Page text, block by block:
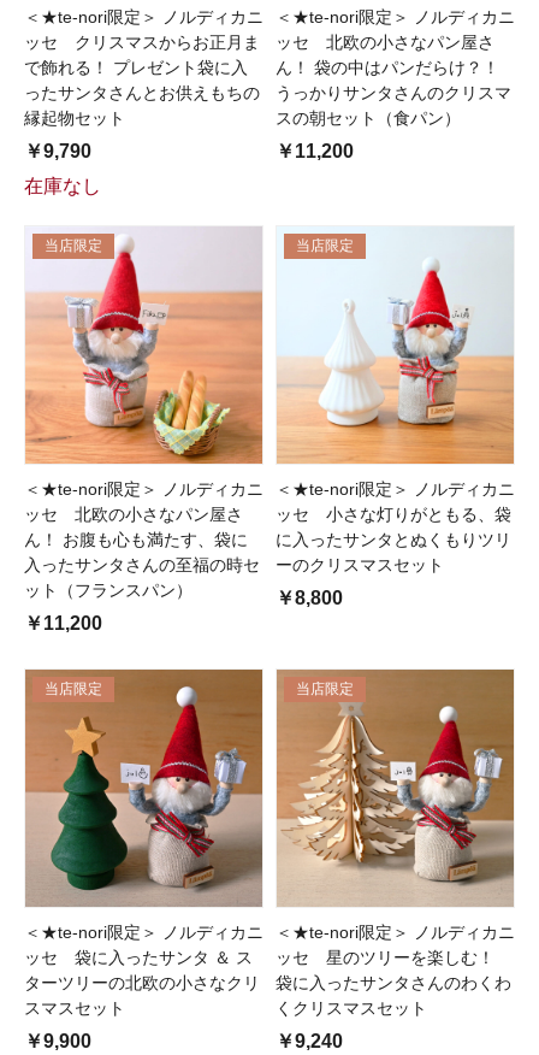
＜★te-nori限定＞ ノルディカニ
ッセ クリスマスからお正月ま
で飾れる！ プレゼント袋に入
ったサンタさんとお供えもちの
縁起物セット
￥9,790
在庫なし
＜★te-nori限定＞ ノルディカニ
ッセ 北欧の小さなパン屋さ
ん！ 袋の中はパンだらけ？！
うっかりサンタさんのクリスマ
スの朝セット（食パン）
￥11,200
当店限定
＜★te-nori限定＞ ノルディカニ
ッセ 北欧の小さなパン屋さ
ん！ お腹も心も満たす、袋に
入ったサンタさんの至福の時セ
ット（フランスパン）
￥11,200
当店限定
＜★te-nori限定＞ ノルディカニ
ッセ 小さな灯りがともる、袋
に入ったサンタとぬくもりツリ
ーのクリスマスセット
￥8,800
当店限定
＜★te-nori限定＞ ノルディカニ
ッセ 袋に入ったサンタ ＆ ス
ターツリーの北欧の小さなクリ
スマスセット
￥9,900
当店限定
＜★te-nori限定＞ ノルディカニ
ッセ 星のツリーを楽しむ！
袋に入ったサンタさんのわくわ
くクリスマスセット
￥9,240